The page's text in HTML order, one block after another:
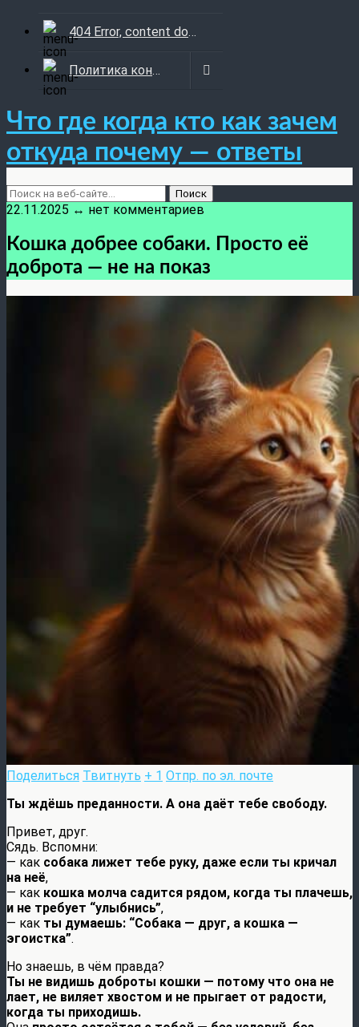
404 Error, content does not exist anymore
Политика конфиденциальности
Что где когда кто как зачем
откуда почему — ответы
22.11.2025 ↔ нет комментариев
Кошка добрее собаки. Просто её
доброта — не на показ
Поделиться Твитнуть + 1 Отпр. по эл. почте
Ты ждёшь преданности. А она даёт тебе свободу.
Привет, друг.
Сядь. Вспомни:
— как собака лижет тебе руку, даже если ты кричал
на неё,
— как кошка молча садится рядом, когда ты плачешь,
и не требует “улыбнись”,
— как ты думаешь: “Собака — друг, а кошка —
эгоистка”.
Но знаешь, в чём правда?
Ты не видишь доброты кошки — потому что она не
лает, не виляет хвостом и не прыгает от радости,
когда ты приходишь.